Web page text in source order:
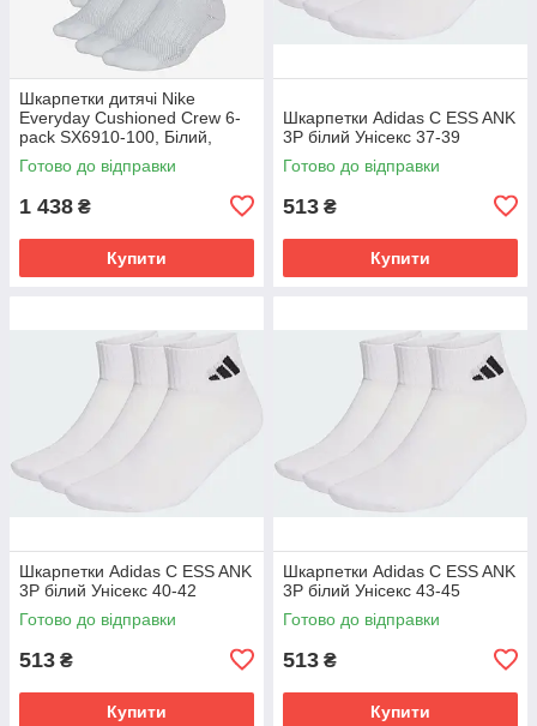
Шкарпетки дитячі Nike
Everyday Cushioned Crew 6-
pack SX6910-100, Білий,
Розмір (EU) - 34-38
Готово до відправки
1 438 ₴
Купити
Шкарпетки Adidas C ESS ANK
3P білий Унісекс 37-39
Готово до відправки
513 ₴
Купити
Шкарпетки Adidas C ESS ANK
3P білий Унісекс 40-42
Готово до відправки
513 ₴
Купити
Шкарпетки Adidas C ESS ANK
3P білий Унісекс 43-45
Готово до відправки
513 ₴
Купити